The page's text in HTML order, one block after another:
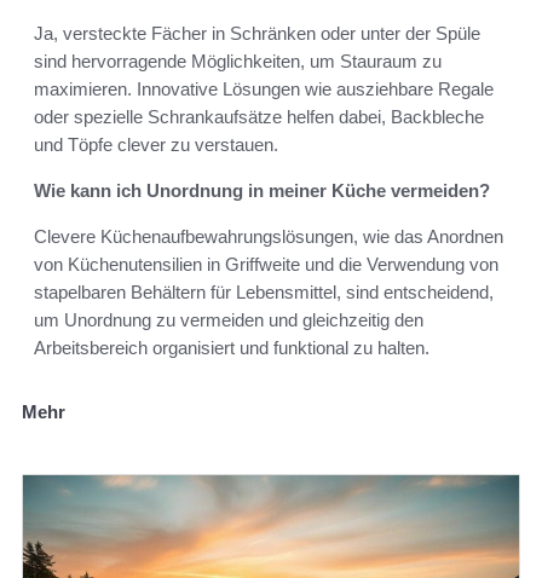
Ja, versteckte Fächer in Schränken oder unter der Spüle
sind hervorragende Möglichkeiten, um Stauraum zu
maximieren. Innovative Lösungen wie ausziehbare Regale
oder spezielle Schrankaufsätze helfen dabei, Backbleche
und Töpfe clever zu verstauen.
Wie kann ich Unordnung in meiner Küche vermeiden?
Clevere Küchenaufbewahrungslösungen, wie das Anordnen
von Küchenutensilien in Griffweite und die Verwendung von
stapelbaren Behältern für Lebensmittel, sind entscheidend,
um Unordnung zu vermeiden und gleichzeitig den
Arbeitsbereich organisiert und funktional zu halten.
Mehr